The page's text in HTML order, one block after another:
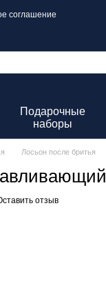
соглашение
Подарочные
наборы
Лосьон после бритья
отзыв